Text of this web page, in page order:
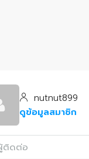
nutnut899
ดูข้อมูลสมาชิก